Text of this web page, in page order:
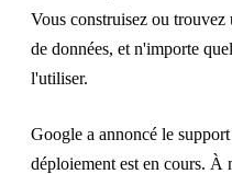
Vous construisez ou
de données, et n'importe
l'utiliser.
Google a annoncé le
déploiement est en cours. À